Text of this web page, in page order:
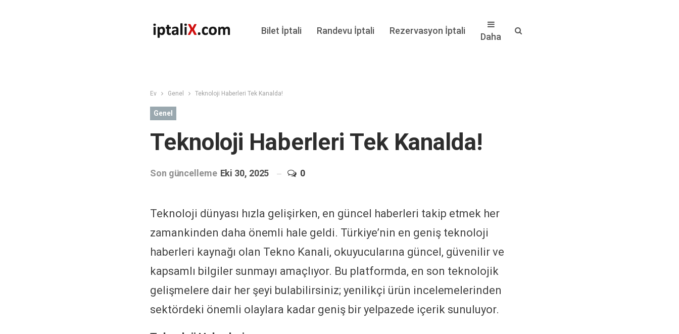
Bilet İptali Randevu İptali Rezervasyon İptali
Daha
Ev Genel Teknoloji Haberleri Tek Kanalda!
Genel
Teknoloji Haberleri Tek Kanalda!
Son güncelleme Eki 30, 2025 0
Teknoloji dünyası hızla gelişirken, en güncel haberleri takip etmek her
zamankinden daha önemli hale geldi. Türkiye’nin en geniş teknoloji
haberleri kaynağı olan Tekno Kanali, okuyucularına güncel, güvenilir ve
kapsamlı bilgiler sunmayı amaçlıyor. Bu platformda, en son teknolojik
gelişmelere dair her şeyi bulabilirsiniz; yenilikçi ürün incelemelerinden
sektördeki önemli olaylara kadar geniş bir yelpazede içerik sunuluyor.